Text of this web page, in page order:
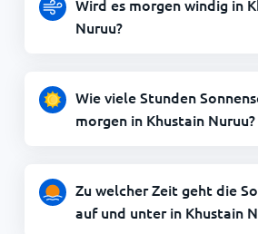
Wird es morgen windig in
Nuruu?
Wie viele Stunden
morgen in Khustain Nuruu?
Zu welcher Zeit geht die
auf und unter in Khustain